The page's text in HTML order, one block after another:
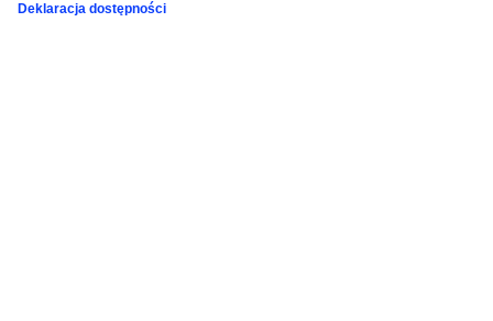
Deklaracja dostępności